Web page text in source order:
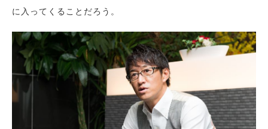
に入ってくることだろう。